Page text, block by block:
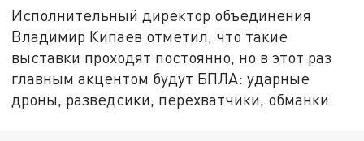
Исполнительный директор объединения
Владимир Кипаев отметил, что такие
выставки проходят постоянно, но в этот раз
главным акцентом будут БПЛА: ударные
дроны, разведсики, перехватчики, обманки.